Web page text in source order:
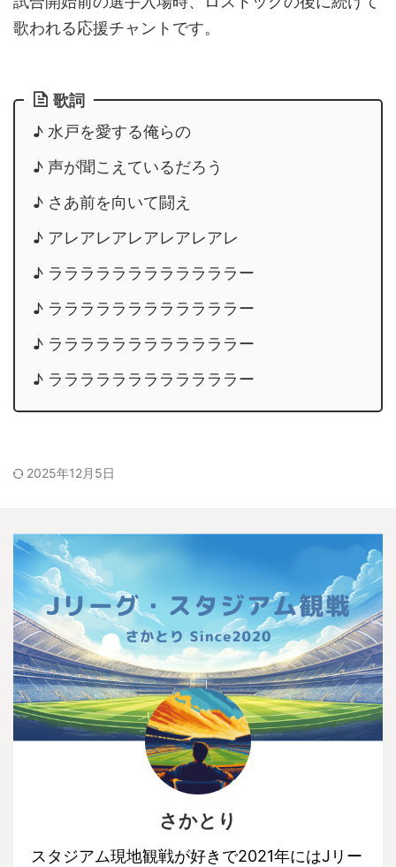
歌われる応援チャントです。
歌詞
♪ 水戸を愛する俺らの
♪ 声が聞こえているだろう
♪ さあ前を向いて闘え
♪ アレアレアレアレアレアレ
♪ ララララララララララララー
♪ ララララララララララララー
♪ ララララララララララララー
♪ ララララララララララララー
2025年12月5日
さかとり
スタジアム現地観戦が好きで2021年にはJリー